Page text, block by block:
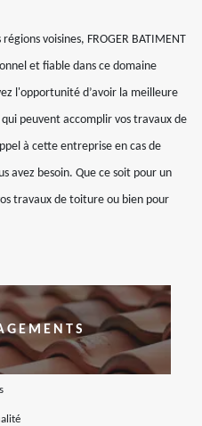
voisines, FROGER BATIMENT
et fiable dans ce domaine
l'opportunité d’avoir la meilleure
peuvent accomplir vos travaux de
à cette entreprise en cas de
avez besoin. Que ce soit pour un
travaux de toiture ou bien pour